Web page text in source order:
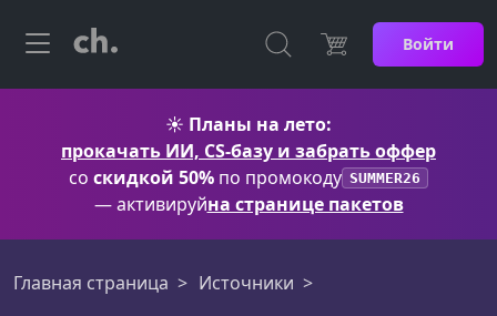
Войти
☀️ Планы на лето:
прокачать ИИ, CS-базу и забрать оффер
со скидкой 50% по промокоду SUMMER26
— активируйна странице пакетов
Главная страница
Источники